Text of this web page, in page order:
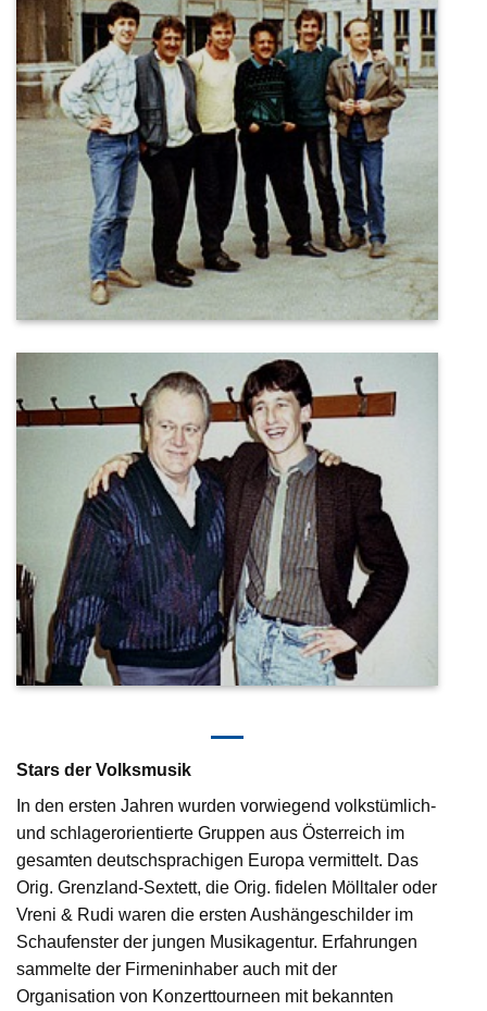
Stars der Volksmusik
In den ersten Jahren wurden vorwiegend volkstümlich-
und schlagerorientierte Gruppen aus Österreich im
gesamten deutschsprachigen Europa vermittelt. Das
Orig. Grenzland-Sextett, die Orig. fidelen Mölltaler oder
Vreni & Rudi waren die ersten Aushängeschilder im
Schaufenster der jungen Musikagentur. Erfahrungen
sammelte der Firmeninhaber auch mit der
Organisation von Konzerttourneen mit bekannten